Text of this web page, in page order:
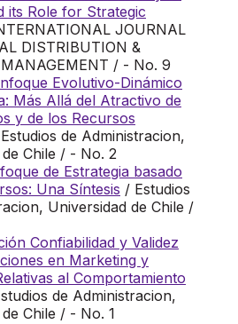
its Role for Strategic
JOURNAL
DISTRIBUTION &
/ - No. 9
Evolutivo-Dinámico
Más Allá del Atractivo de
y de los Recursos
de Administracion,
Chile / - No. 2
de Estrategia basado
Una Síntesis / Estudios
Universidad de Chile /
Confiabilidad y Validez
en Marketing y
al Comportamiento
de Administracion,
Chile / - No. 1